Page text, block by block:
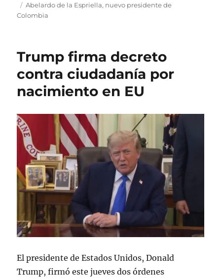
u
t
u
a
o
l
E
t
e
a
s
Abelardo de la Espriella, nuevo presidente de
Colombia
Trump firma decreto
contra ciudadanía por
nacimiento en EU
El presidente de Estados Unidos, Donald
Trump, firmó este jueves dos órdenes